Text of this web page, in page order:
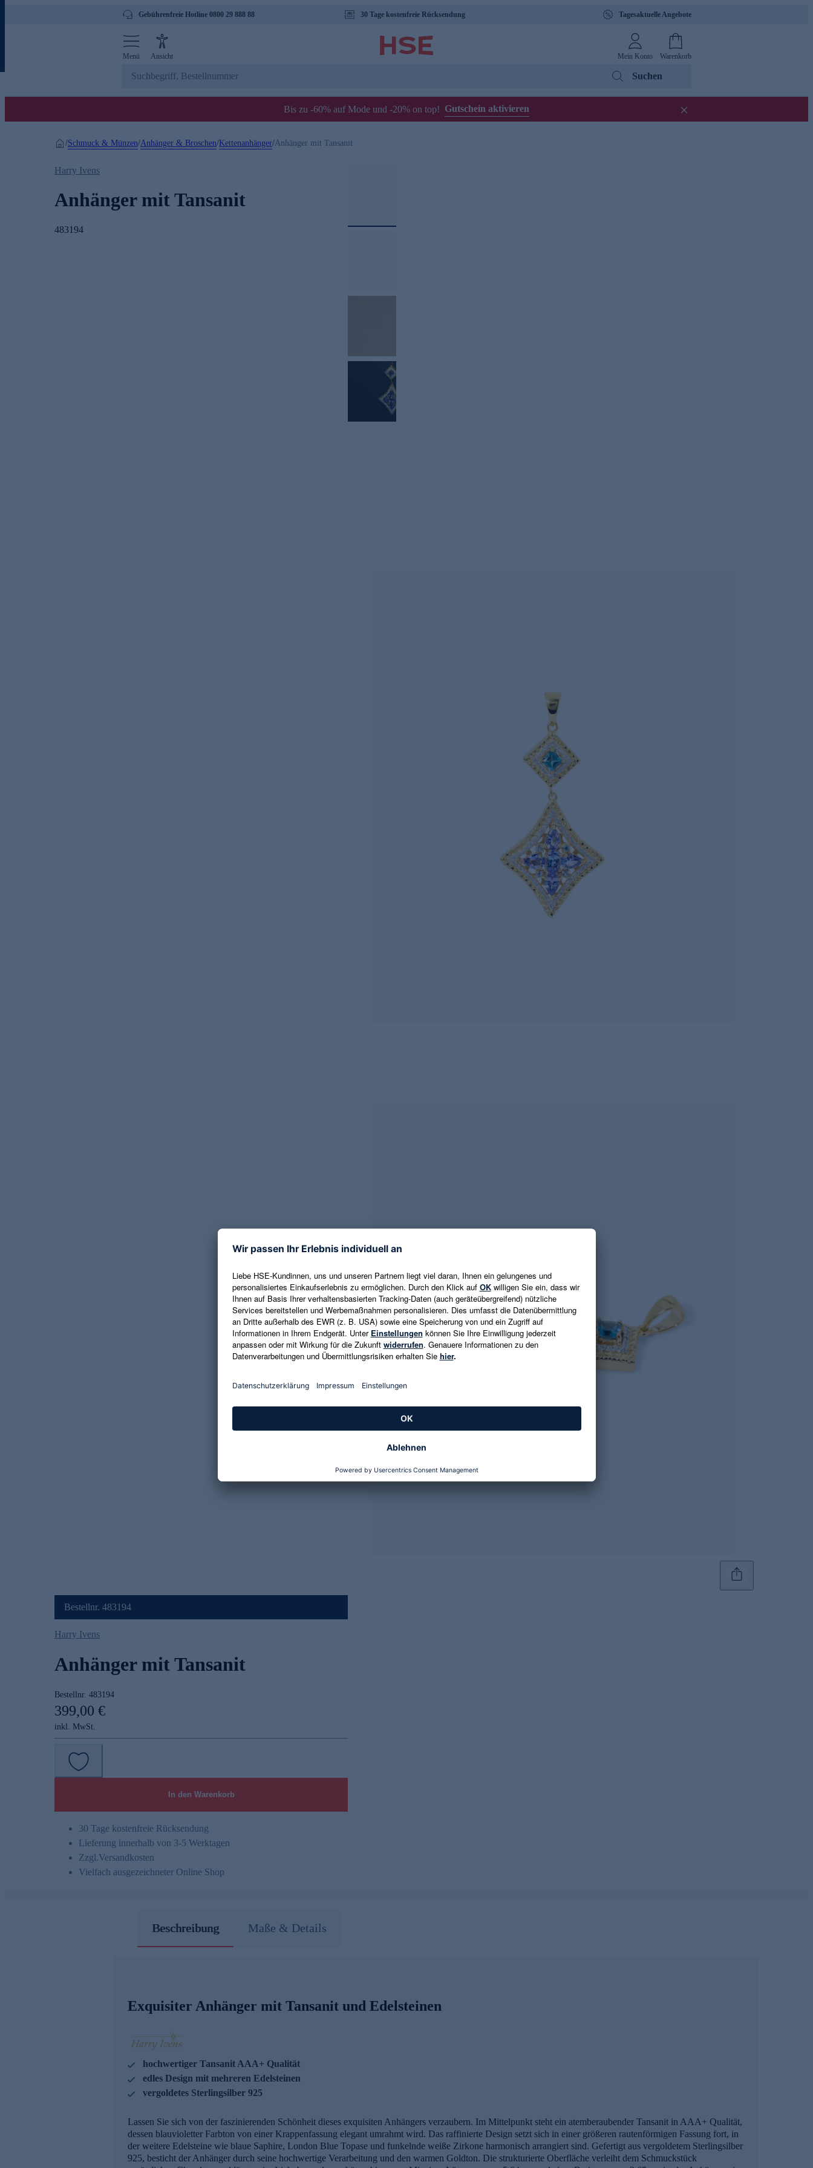
Gebührenfreie Hotline 0800 29 888 88 30 Tage kostenfreie Rücksendung Tagesaktuelle Angebote
Menü Ansicht Mein Konto Warenkorb
Suchen
Bis zu -60% auf Mode und -20% on top! Gutschein aktivieren
/Schmuck & Münzen/Anhänger & Broschen/Kettenanhänger/Anhänger mit Tansanit
Harry Ivens
Anhänger mit Tansanit
483194
Bestellnr. 483194
Harry Ivens
Anhänger mit Tansanit
Bestellnr. 483194
399,00 €
inkl. MwSt.
In den Warenkorb
30 Tage kostenfreie Rücksendung
Lieferung innerhalb von 3-5 Werktagen
Zzgl.Versandkosten
Vielfach ausgezeichneter Online Shop
Beschreibung Maße & Details
Exquisiter Anhänger mit Tansanit und Edelsteinen
hochwertiger Tansanit AAA+ Qualität
edles Design mit mehreren Edelsteinen
vergoldetes Sterlingsilber 925
Lassen Sie sich von der faszinierenden Schönheit dieses exquisiten Anhängers verzaubern. Im Mittelpunkt steht ein atemberaubender Tansanit in AAA+ Qualität,
dessen blauvioletter Farbton von einer Krappenfassung elegant umrahmt wird. Das raffinierte Design setzt sich in einer größeren rautenförmigen Fassung fort, in
der weitere Edelsteine wie blaue Saphire, London Blue Topase und funkelnde weiße Zirkone harmonisch arrangiert sind. Gefertigt aus vergoldetem Sterlingsilber
925, besticht der Anhänger durch seine hochwertige Verarbeitung und den warmen Goldton. Die strukturierte Oberfläche verleiht dem Schmuckstück